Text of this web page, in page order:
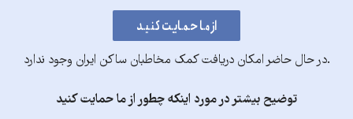
.در حال حاضر امکان دریافت کمک مخاطبان ساکن ایران وجود ندارد
توضیح بیشتر در مورد اینکه چطور از ما حمایت کنید